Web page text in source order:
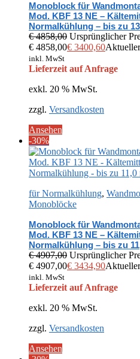
Monoblock für
Mod. KBF 13 NE –
Normalkühlung – bis zu 13
€4858,00 Ursprünglicher
€ 4858,00€ 3400,60
inkl. MwSt
Lieferzeit auf Anfrage
exkl. 20 % MwSt.
zzgl. Versandkosten
Ansehen
-30%
für Normalkühlung,
Monoblöcke
Monoblock für
Mod. KBF 13 NE –
Normalkühlung – bis zu
€4907,00 Ursprünglicher
€ 4907,00€ 3434,90
inkl. MwSt
Lieferzeit auf Anfrage
exkl. 20 % MwSt.
zzgl. Versandkosten
Ansehen